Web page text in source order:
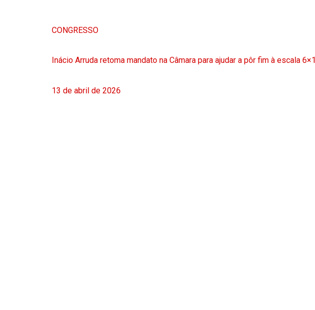
CONGRESSO
Inácio Arruda retoma mandato na Câmara para ajudar a pôr fim à escala 6×1
13 de abril de 2026